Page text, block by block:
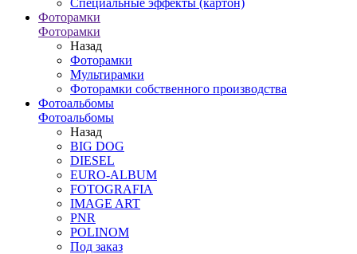
Специальные эффекты (картон)
Фоторамки
Фоторамки
Назад
Фоторамки
Мультирамки
Фоторамки собственного производства
Фотоальбомы
Фотоальбомы
Назад
BIG DOG
DIESEL
EURO-ALBUM
FOTOGRAFIA
IMAGE ART
PNR
POLINOM
Под заказ